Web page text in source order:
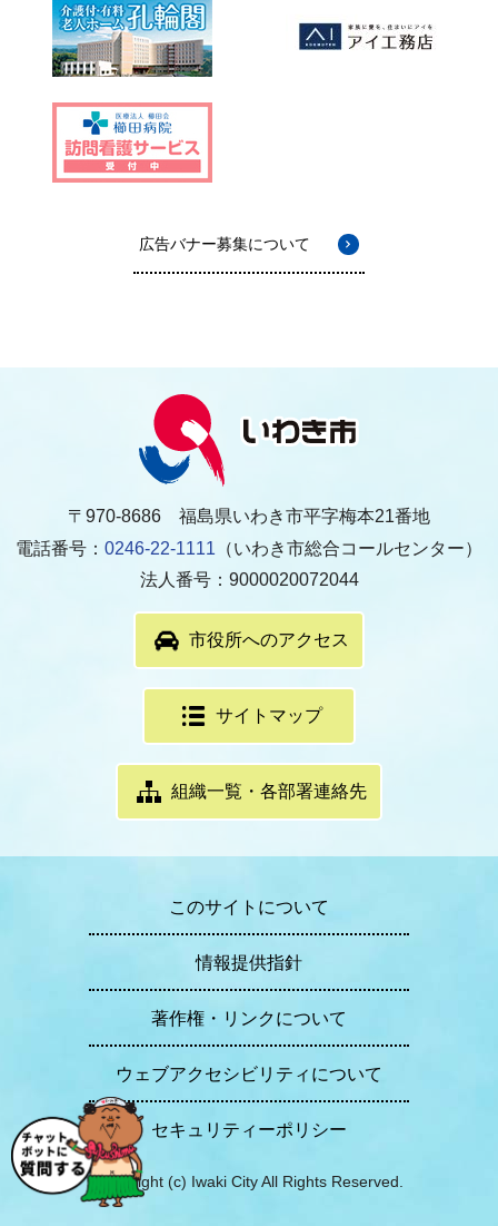
広告バナー募集について
〒970-8686 福島県いわき市平字梅本21番地
電話番号： 0246-22-1111 （いわき市総合コールセンター）
法人番号：9000020072044
市役所へのアクセス
サイトマップ
組織一覧・各部署連絡先
このサイトについて
情報提供指針
著作権・リンクについて
ウェブアクセシビリティについて
セキュリティーポリシー
Copyright (c) Iwaki City All Rights Reserved.